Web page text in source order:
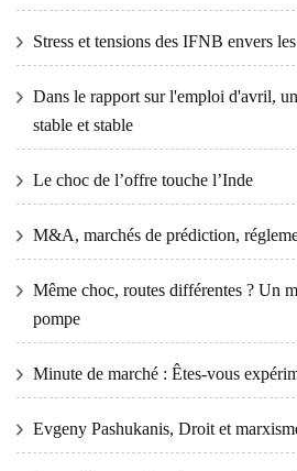
Stress et tensions des IFNB envers
Dans le rapport sur l'emploi d'avril,
stable et stable
Le choc de l’offre touche l’Inde
M&A, marchés de prédiction,
Même choc, routes différentes ? Un
pompe
Minute de marché : Êtes-vous
Evgeny Pashukanis, Droit et